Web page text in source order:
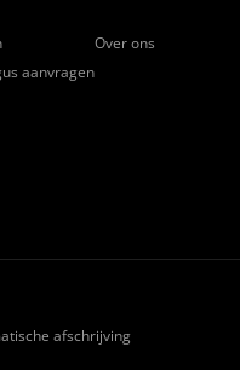
Over ons
aanvragen
afschrijving